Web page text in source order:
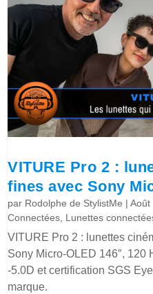
VITURE Pro 2 :
fines avec Sony
par Rodolphe de StylistMe |Août
Connectées, Lunettes
VITURE Pro 2 : lunettes
Sony Micro-OLED 146″, 120
-5.0D et certification SGS
marque.